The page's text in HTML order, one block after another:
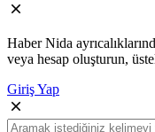
Haber Nida
veya hesap oluşturun,
Giriş Yap